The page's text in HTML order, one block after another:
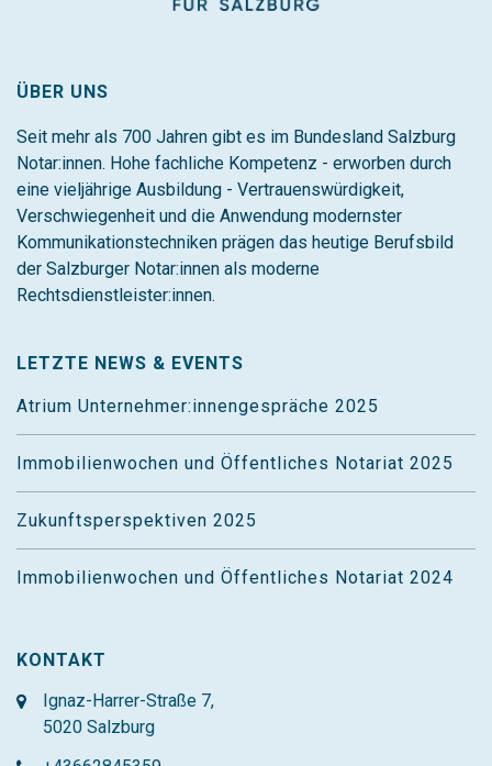
ÜBER UNS
Seit mehr als 700 Jahren gibt es im Bundesland Salzburg
Notar:innen. Hohe fachliche Kompetenz - erworben durch
eine vieljährige Ausbildung - Vertrauenswürdigkeit,
Verschwiegenheit und die Anwendung modernster
Kommunikationstechniken prägen das heutige Berufsbild
der Salzburger Notar:innen als moderne
Rechtsdienstleister:innen.
LETZTE NEWS & EVENTS
Atrium Unternehmer:innengespräche 2025
Immobilienwochen und Öffentliches Notariat 2025
Zukunftsperspektiven 2025
Immobilienwochen und Öffentliches Notariat 2024
KONTAKT
Ignaz-Harrer-Straße 7,
5020 Salzburg